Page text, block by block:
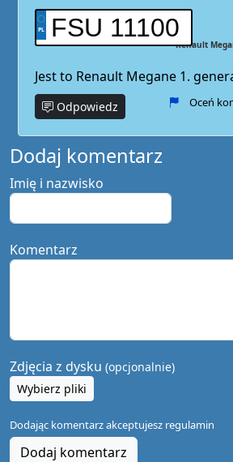
FSU 11100
Renault
Jest to Renault Megane 1.
Odpowiedz Oceń
Dodaj komentarz
Imię i nazwisko
Komentarz
Zdjęcia z dysku (opcjonalnie)
Wybierz pliki
Dodając komentarz akceptujesz regulamin
Dodaj komentarz